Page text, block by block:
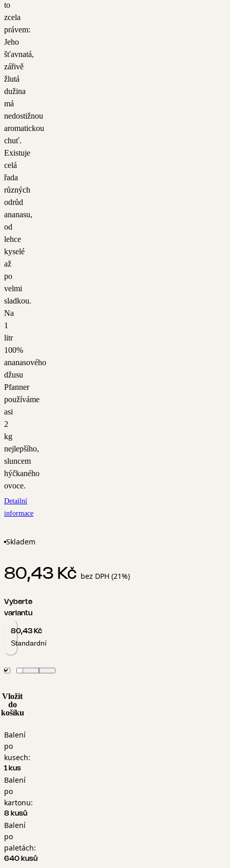
to
zcela
právem:
Jeho
šťavnatá,
zářivě
žlutá
dužina
má
nedostižnou
aromatickou
chuť.
Existuje
celá
řada
různých
odrůd
ananasu,
od
lehce
kyselé
až
po
velmi
sladkou.
Na
1
litr
100%
ananasového
džusu
Pfanner
používáme
asi
2
kg
nejlepšího,
sluncem
hýčkaného
ovoce.
Detailní
informace
Skladem
80,43 Kč bez DPH (21%)
Vyberte
variantu
80,43 Kč
Standardní
Vložit
do
košíku
Balení
po
kusech:
1 kus
Balení
po
kartonu:
8 kusů
Balení
po
paletách:
640 kusů